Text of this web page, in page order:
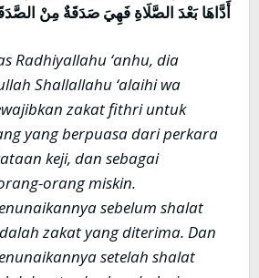
أَدَّاهَا بَعْدَ الصَّلَاةِ فَهِيَ صَدَقَةٌ مِنْ
Radhiyallahu ‘anhu, dia
Shallallahu ‘alaihi wa
zakat fithri untuk
yang berpuasa dari perkara
keji, dan sebagai
orang miskin.
sebelum shalat
zakat yang diterima. Dan
setelah shalat